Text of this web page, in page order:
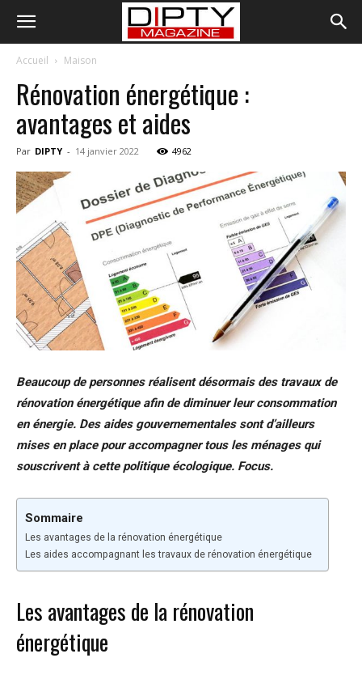
Accueil Maison
Rénovation énergétique :
avantages et aides
Par DIPTY - 14 janvier 2022 4962
Beaucoup de personnes réalisent désormais des travaux de
rénovation énergétique afin de diminuer leur consommation
en énergie. Des aides gouvernementales sont d’ailleurs
mises en place pour accompagner tous les ménages qui
souscrivent à cette politique écologique. Focus.
Sommaire
Les avantages de la rénovation énergétique
Les aides accompagnant les travaux de rénovation énergétique
Les avantages de la rénovation
énergétique